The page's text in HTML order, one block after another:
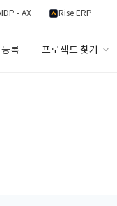
- AX Rise ERP
록 프로젝트 찾기